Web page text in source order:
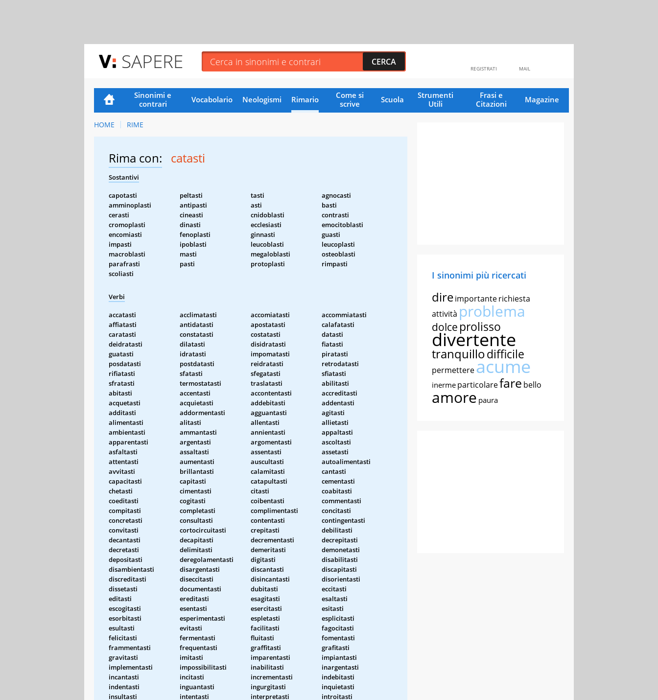
SAPERE MAIL
REGISTRATI
Sinonimi e
contrari
Vocabolario Neologismi Rimario
Come si
scrive
Scuola
Strumenti
Utili
Frasi e
Citazioni
Magazine
HOME RIME
Rima con: catasti
Sostantivi
capotasti peltasti tasti
agnocasti
amminoplasti
antipasti asti
basti
cerasti
cineasti cnidoblasti
contrasti
cromoplasti
dinasti ecclesiasti
emocitoblasti
encomiasti
fenoplasti ginnasti
guasti
impasti
ipoblasti leucoblasti
leucoplasti
macroblasti
masti megaloblasti
osteoblasti
parafrasti
pasti protoplasti
rimpasti
scoliasti
Verbi
accatasti acclimatasti accomiatasti
accommiatasti
affiatasti
antidatasti apostatasti
calafatasti
caratasti
constatasti costatasti
datasti
deidratasti
dilatasti disidratasti
fiatasti
guatasti
idratasti impomatasti
piratasti
posdatasti
postdatasti reidratasti
retrodatasti
rifiatasti
sfatasti sfegatasti
sfiatasti
sfratasti
termostatasti traslatasti
abilitasti
abitasti
accentasti accontentasti
accreditasti
acquetasti
acquietasti addebitasti
addentasti
additasti
addormentasti agguantasti
agitasti
alimentasti
alitasti allentasti
allietasti
ambientasti
ammantasti annientasti
appaltasti
apparentasti
argentasti argomentasti
ascoltasti
asfaltasti
assaltasti assentasti
assetasti
attentasti
aumentasti auscultasti
autoalimentasti
avvitasti
brillantasti calamitasti
cantasti
capacitasti
capitasti catapultasti
cementasti
chetasti
cimentasti citasti
coabitasti
coeditasti
cogitasti coibentasti
commentasti
compitasti
completasti complimentasti
concitasti
concretasti
consultasti contentasti
contingentasti
convitasti
cortocircuitasti crepitasti
debilitasti
decantasti
decapitasti decrementasti
decrepitasti
decretasti
delimitasti demeritasti
demonetasti
depositasti
deregolamentasti digitasti
disabilitasti
disambientasti
disargentasti discantasti
discapitasti
discreditasti
diseccitasti disincantasti
disorientasti
dissetasti
documentasti dubitasti
eccitasti
editasti
ereditasti esagitasti
esaltasti
escogitasti
esentasti esercitasti
esitasti
esorbitasti
esperimentasti espletasti
esplicitasti
esultasti
evitasti facilitasti
fagocitasti
felicitasti
fermentasti fluitasti
fomentasti
frammentasti
frequentasti graffitasti
grafitasti
gravitasti
imitasti imparentasti
impiantasti
implementasti
impossibilitasti inabilitasti
inargentasti
incantasti
incitasti incrementasti
indebitasti
indentasti
inguantasti ingurgitasti
inquietasti
insultasti
intentasti interpretasti
introitasti
I sinonimi più ricercati
direimportanterichiesta
attività problema
dolce prolisso
divertente
tranquillodifficile
permettereacume
inerme particolarefare bello
amore paura